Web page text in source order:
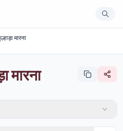
मारना
मारना